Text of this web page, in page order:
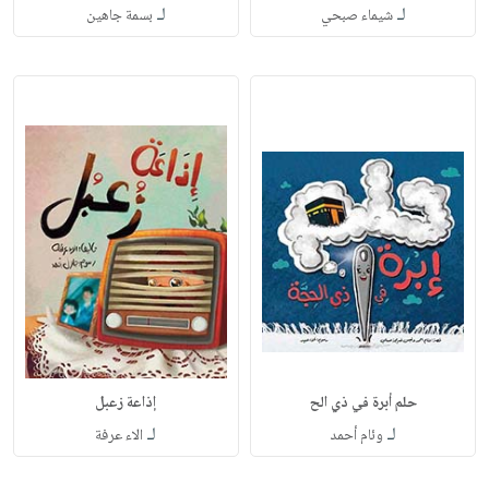
لـشيماء صبحي لـ بسمة جاهين
حلم أبرة في ذي الح
لـ وئام أحمد
إذاعة زعبل
لـ الاء عرفة